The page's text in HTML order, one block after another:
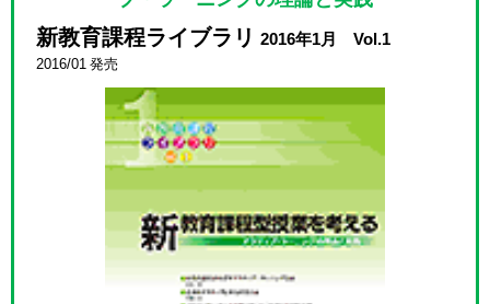
新教育課程ライブラリ 2016年1月 Vol.1
2016/01 発売